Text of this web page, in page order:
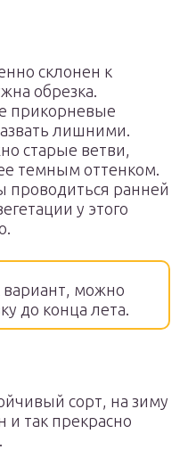
склонен к
обрезка.
прикорневые
лишними.
старые ветви,
темным оттенком.
ранней
у этого
вариант, можно
до конца лета.
сорт, на зиму
и так прекрасно